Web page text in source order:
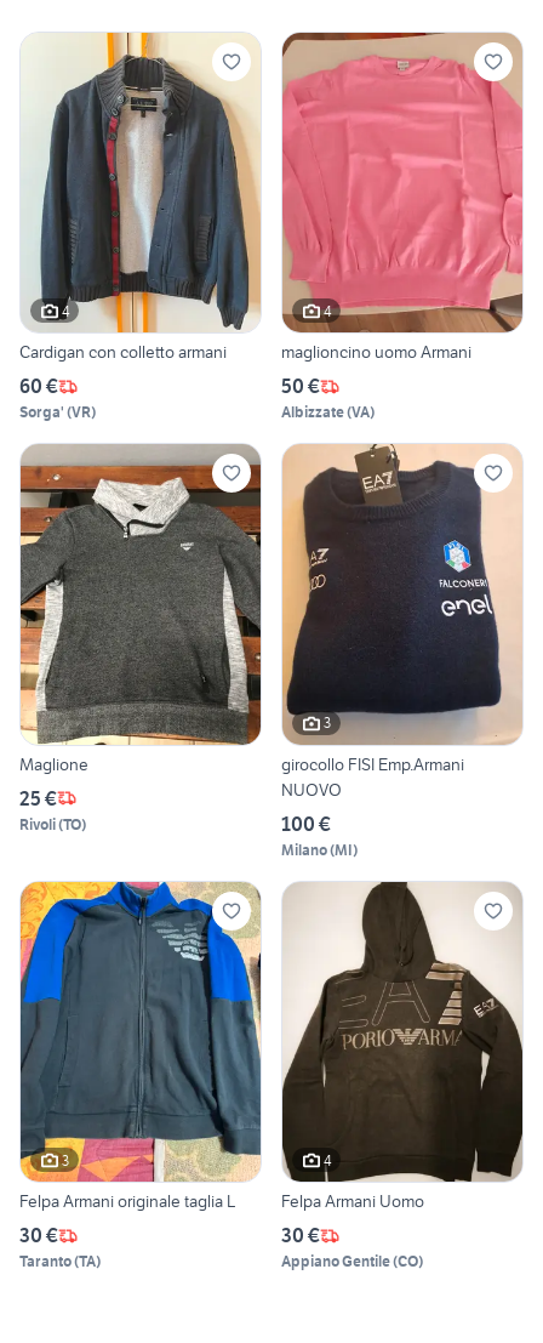
4
Cardigan con colletto armani
60 €
Sorga' (VR)
4
maglioncino uomo Armani
50 €
Albizzate(VA)
Maglione
25 €
Rivoli(TO)
3
girocollo FISI Emp.Armani
NUOVO
100 €
Milano(MI)
3
Felpa Armani originale taglia L
30 €
Taranto(TA)
4
Felpa Armani Uomo
30 €
Appiano Gentile(CO)